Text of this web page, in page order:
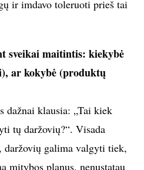
pavyzdžių, kai žmonės,
žymų sveikatos
problemos, sumažėja
buvo atvejų, kuomet
pastojo. Mano darbe
mitybos terapiją, vaikai
ir imdavo toleruoti prieš tai